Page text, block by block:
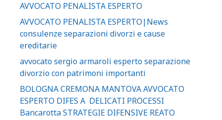
AVVOCATO PENALISTA ESPERTO
AVVOCATO PENALISTA ESPERTO|News
consulenze separazioni divorzi e cause
ereditarie
avvocato sergio armaroli esperto separazione
divorzio con patrimoni importanti
BOLOGNA CREMONA MANTOVA AVVOCATO
ESPERTO DIFES A DELICATI PROCESSI
Bancarotta STRATEGIE DIFENSIVE REATO